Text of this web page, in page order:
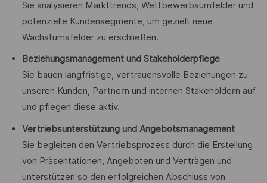
Sie analysieren Markttrends, Wettbewerbsumfelder und
potenzielle Kundensegmente, um gezielt neue
Wachstumsfelder zu erschließen.
Beziehungsmanagement und Stakeholderpflege
Sie bauen langfristige, vertrauensvolle Beziehungen zu
unseren Kunden, Partnern und internen Stakeholdern auf
und pflegen diese aktiv.
Vertriebsunterstützung und Angebotsmanagement
Sie begleiten den Vertriebsprozess durch die Erstellung
von Präsentationen, Angeboten und Verträgen und
unterstützen so den erfolgreichen Abschluss von